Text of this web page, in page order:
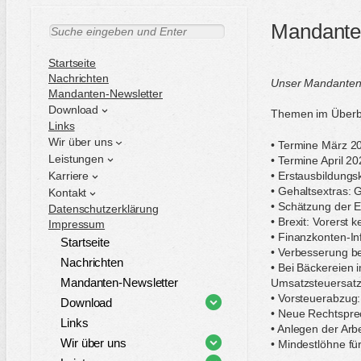
S
c
h
e
n
Startseite
Nachrichten
Mandanten-Newsletter
Download
Links
Wir über uns
Leistungen
Karriere
Kontakt
Datenschutzerklärung
Impressum
Startseite
Nachrichten
Mandanten-Newsletter
Download
Links
Wir über uns
Unser
Themen im
• Termine März
• Termine April
•
• Gehaltsextras:
• Schätzung der
• Brexit: Vorerst
• Finanzkonten-
• Verbesserung
• Bei Bäckereien
Umsatzsteuersatz
•
• Neue
• Anlegen der
• Mindestlöhne